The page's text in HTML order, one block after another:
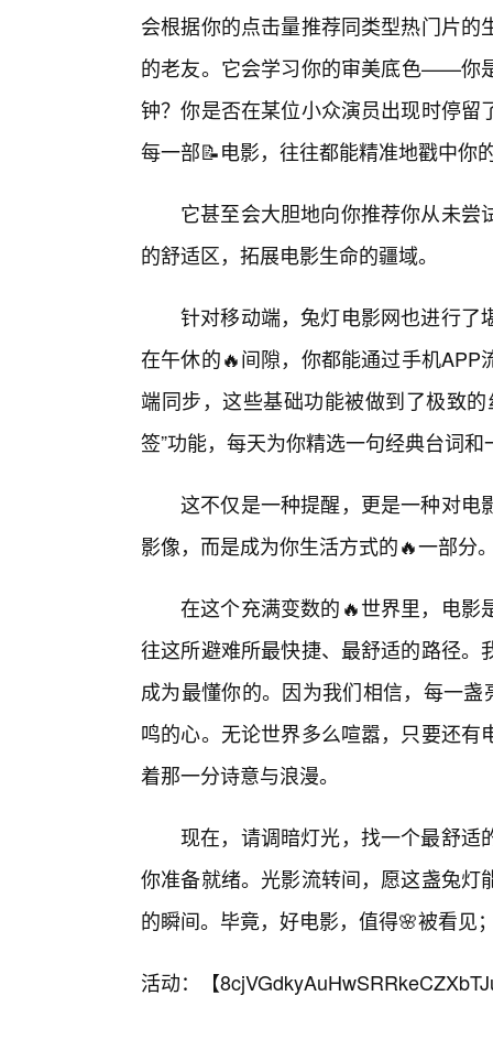
会根据你的点击量推荐同类型热门片
的老友。它会学习你的审美底色——你
钟？你是否在某位小众演员出现时停
每一部📝电影，往往都能精准地戳中你
它甚至会大胆地向你推荐你从未
的舒适区，拓展电影生命的疆域。
针对移动端，兔灯电影网也进行了
在午休的🔥间隙，你都能通过手机
端同步，这些基础功能被做到了极致
签”功能，每天为你精选一句经典台词
这不仅是一种提醒，更是一种对
影像，而是成为你生活方式的🔥一部分
在这个充满变数的🔥世界里，电影
往这所避难所最快捷、最舒适的路径
成为最懂你的。因为我们相信，每一
鸣的心。无论世界多么喧嚣，只要还
着那一分诗意与浪漫。
现在，请调暗灯光，找一个最舒适
你准备就绪。光影流转间，愿这盏兔
的瞬间。毕竟，好电影，值得🌸被看见
活动：【